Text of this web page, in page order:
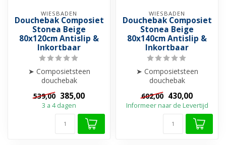
WIESBADEN
Douchebak Composiet
Stonea Beige
80x120cm Antislip &
Inkortbaar
➤ Composietsteen
douchebak
➤ Anti-slip
➤ Krasvrij & Stootbestendig
➤ Inkortba...
539,00 385,00
3 a 4 dagen
WIESBADEN
Douchebak Composiet
Stonea Beige
80x140cm Antislip &
Inkortbaar
➤ Composietsteen
douchebak
➤ Anti-slip
➤ Krasvrij & Stootbestendig
➤ Inkortba...
602,00 430,00
Informeer naar de Levertijd